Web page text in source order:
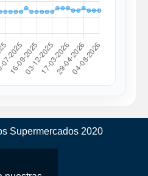
Supermercados 2020